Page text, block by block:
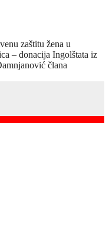
zaštitu žena u
– donacija Ingolštata iz
člana